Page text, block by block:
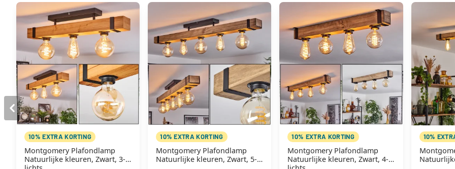
10% EXTRA KORTING
Montgomery Plafondlamp
Natuurlijke kleuren, Zwart, 3-
10% EXTRA KORTING
Montgomery Plafondlamp
Natuurlijke kleuren, Zwart, 5-
10% EXTRA KORTING
Montgomery Plafondlamp
Natuurlijke kleuren, Zwart, 4-
10%